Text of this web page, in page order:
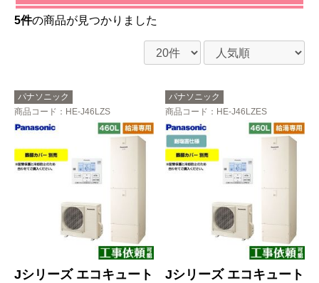
5件の商品が見つかりました
パナソニック
商品コード ：HE-J46LZS
Jシリーズ エコキュート
パナソニック
商品コード ：HE-J46LZES
Jシリーズ エコキュート